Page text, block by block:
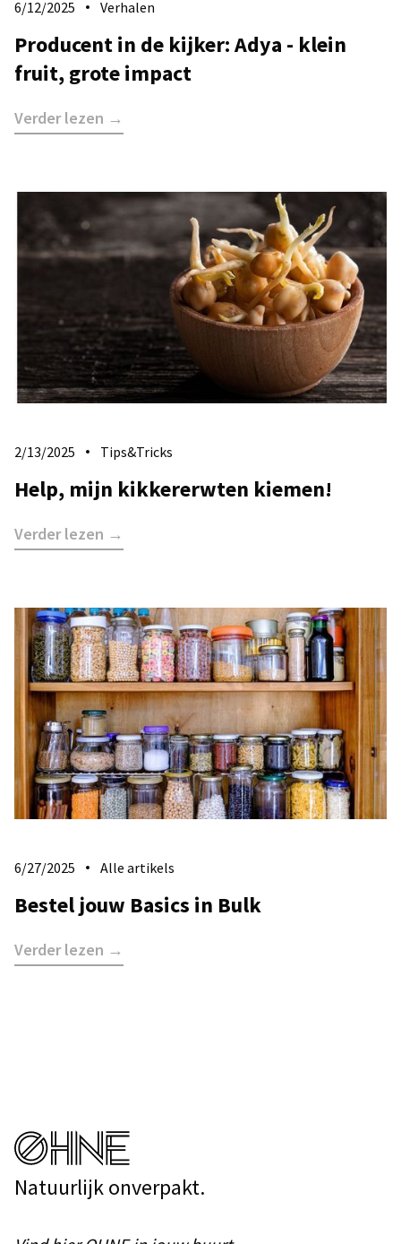
6/12/2025 Verhalen
Producent in de kijker: Adya - klein
fruit, grote impact
Verder lezen →
2/13/2025 Tips&Tricks
Help, mijn kikkererwten kiemen!
Verder lezen →
6/27/2025 Alle artikels
Bestel jouw Basics in Bulk
Verder lezen →
Natuurlijk onverpakt.